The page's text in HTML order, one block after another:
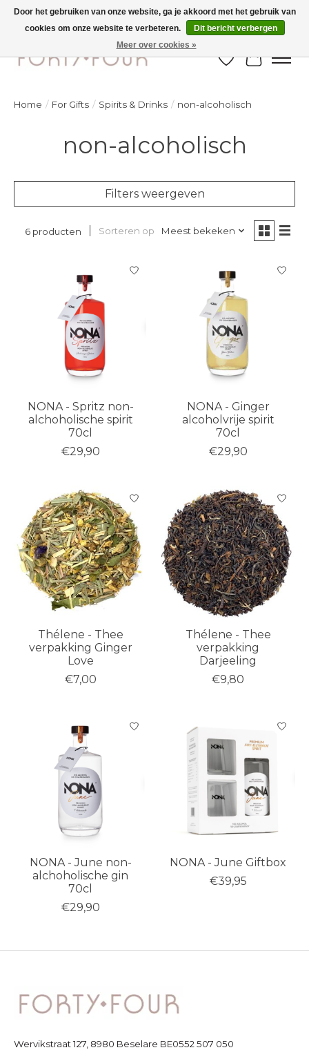
Ontdek de nieuwe najaarscollectie nu in de winkel - selectie online
Verlanglijst
Home / For Gifts / Spirits & Drinks / non-alcoholisch
non-alcoholisch
Filters weergeven
6 producten Sorteren op Meest bekeken
NONA - Spritz non-
alchoholische spirit
70cl
€29,90
NONA - Ginger
alcoholvrije spirit
70cl
€29,90
Thélene - Thee
verpakking Ginger
Love
€7,00
Thélene - Thee
verpakking
Darjeeling
€9,80
NONA - June non-
alchoholische gin
70cl
€29,90
NONA - June Giftbox
€39,95
Wervikstraat 127, 8980 Beselare BE0552 507 050
Door het gebruiken van onze website, ga je akkoord met het gebruik van
cookies om onze website te verbeteren.
Dit bericht verbergen
Meer over cookies »